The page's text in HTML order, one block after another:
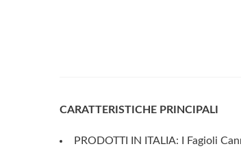
CARATTERISTICHE PRINCIPALI
PRODOTTI IN ITALIA: I Fagioli